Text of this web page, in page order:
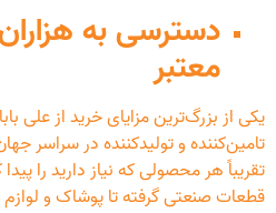
دسترسی به
معتبر
یکی از بزرگ‌ترین مزایای خرید از علی
تامین‌کننده و تولیدکننده در سراسر
تقریباً هر محصولی که نیاز دارید را پیدا
قطعات صنعتی گرفته تا پوشاک و